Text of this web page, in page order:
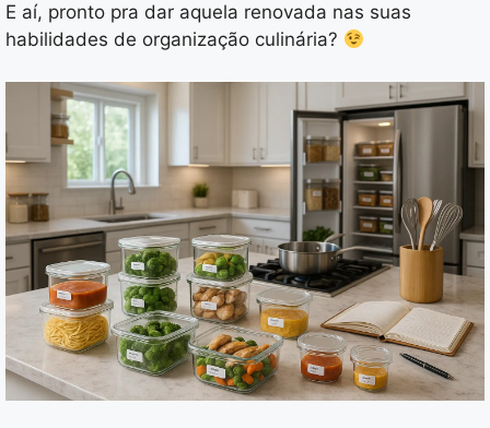
E aí, pronto pra dar aquela renovada nas suas
habilidades de organização culinária?